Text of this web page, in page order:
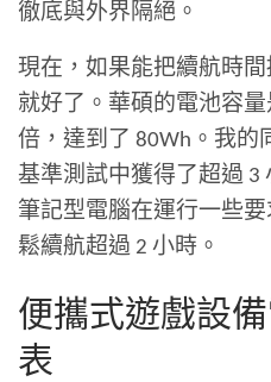
徹底與外界隔絕。
現在，如果能把續航時間
就好了。華碩的電池容量
倍，達到了 80Wh。我的
基準測試中獲得了超過 3
筆記型電腦在運行一些
鬆續航超過 2 小時。
便攜式遊戲設
表